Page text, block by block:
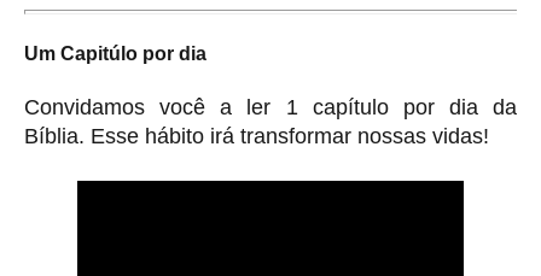
Um Capitúlo por dia
Convidamos você a ler 1 capítulo por dia da
Bíblia. Esse hábito irá transformar nossas vidas!